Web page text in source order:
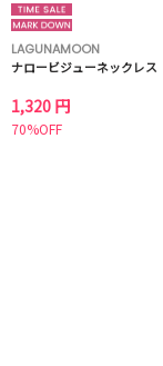
LAGUNAMOON
ナロービジューネックレス
1,320 円
70%OFF